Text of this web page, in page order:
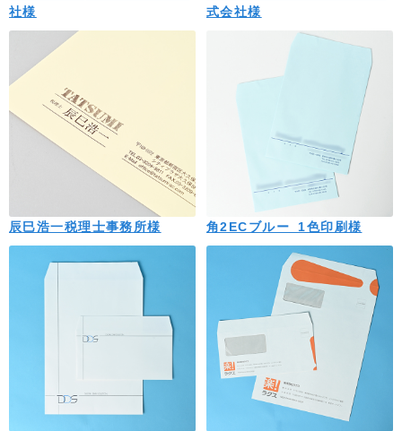
社様
式会社様
辰巳浩一税理士事務所様 角2ECブルー_1色印刷様